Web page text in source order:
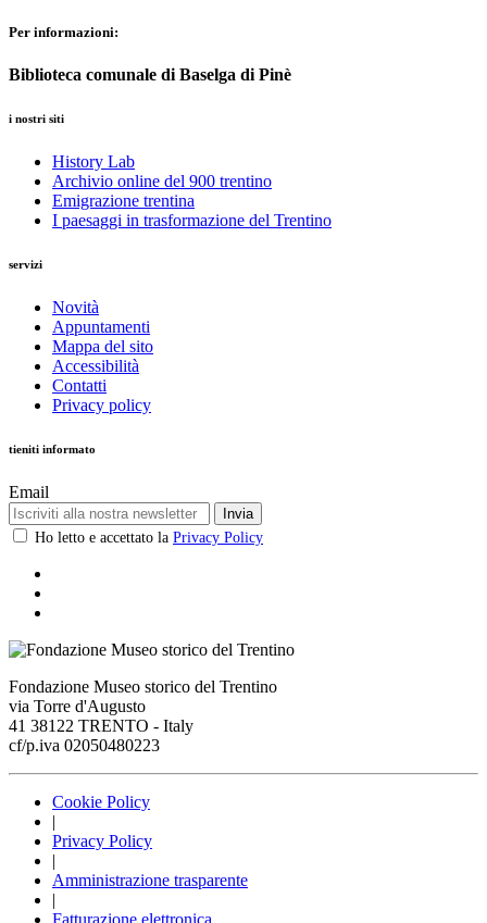
Per informazioni:
Biblioteca comunale di Baselga di Pinè
i nostri siti
History Lab
Archivio online del 900 trentino
Emigrazione trentina
I paesaggi in trasformazione del Trentino
servizi
Novità
Appuntamenti
Mappa del sito
Accessibilità
Contatti
Privacy policy
tieniti informato
Email
Invia
Ho letto e accettato la Privacy Policy
Fondazione Museo storico del Trentino
via Torre d'Augusto
41 38122 TRENTO - Italy
cf/p.iva 02050480223
Cookie Policy
|
Privacy Policy
|
Amministrazione trasparente
|
Fatturazione elettronica